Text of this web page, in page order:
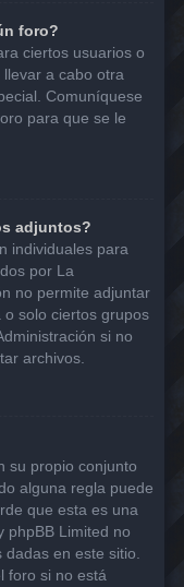
foro?
ciertos usuarios o
a cabo otra
Comuníquese
para que se le
adjuntos?
individuales para
por La
no permite adjuntar
solo ciertos grupos
si no
archivos.
su propio conjunto
alguna regla puede
que esta es una
phpBB Limited no
en este sitio.
foro si no está